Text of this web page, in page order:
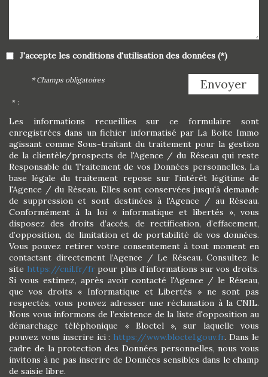
J'accepte les conditions d'utilisation des données (*)
Envoyer
* Champs obligatoires
* :
Les informations recueillies sur ce formulaire sont
enregistrées dans un fichier informatisé par La Boite Immo
agissant comme Sous-traitant du traitement pour la gestion
de la clientèle/prospects de l'Agence / du Réseau qui reste
Responsable du Traitement de vos Données personnelles. La
base légale du traitement repose sur l'intérêt légitime de
l'Agence / du Réseau. Elles sont conservées jusqu'à demande
de suppression et sont destinées à l'Agence / au Réseau.
Conformément à la loi « informatique et libertés », vous
disposez des droits d’accès, de rectification, d’effacement,
d’opposition, de limitation et de portabilité de vos données.
Vous pouvez retirer votre consentement à tout moment en
contactant directement l’Agence / Le Réseau. Consultez le
site https://cnil.fr/frpour plus d’informations sur vos droits.
Si vous estimez, après avoir contacté l'Agence / le Réseau,
que vos droits « Informatique et Libertés » ne sont pas
respectés, vous pouvez adresser une réclamation à la CNIL.
Nous vous informons de l’existence de la liste d'opposition au
démarchage téléphonique « Bloctel », sur laquelle vous
pouvez vous inscrire ici : https://www.bloctel.gouv.fr. Dans le
cadre de la protection des Données personnelles, nous vous
invitons à ne pas inscrire de Données sensibles dans le champ
de saisie libre.